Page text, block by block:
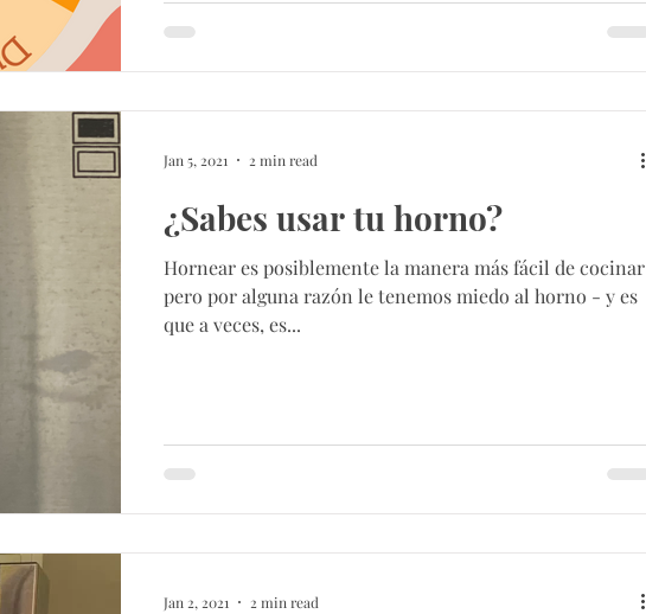
¿Sabes usar tu horno?
Hornear es posiblemente la manera más fácil de cocinar
pero por alguna razón le tenemos miedo al horno - y es
que a veces, es...
Jan 5, 2021 2 min read
Jan 2, 2021 2 min read